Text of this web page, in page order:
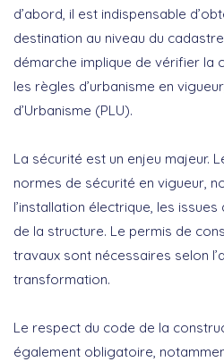
d’abord, il est indispensable
destination au niveau du
démarche implique de vérifier la
les règles d’urbanisme en
d’Urbanisme (PLU).
La sécurité est un enjeu majeur.
normes de sécurité en vigueur,
l’installation électrique, les
de la structure. Le permis de
travaux sont nécessaires selon
transformation.
Le respect du code de la
également obligatoire,